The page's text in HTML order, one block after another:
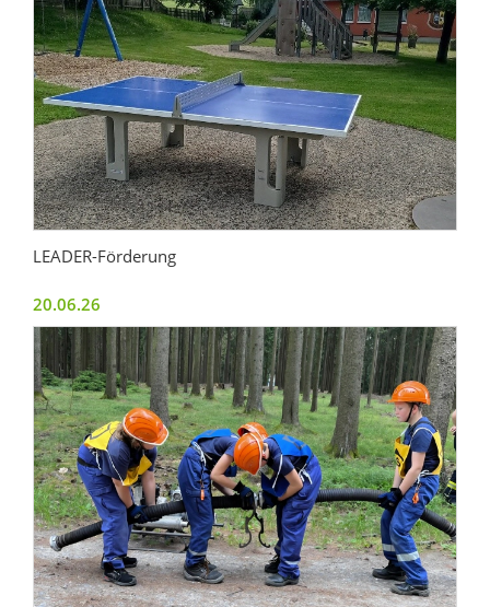
LEADER-Förderung
20.06.26